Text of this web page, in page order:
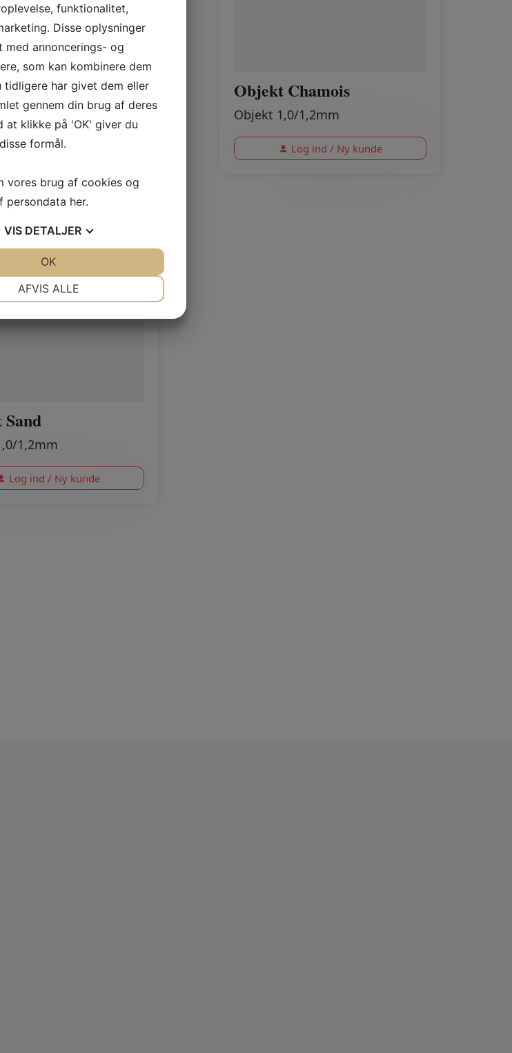
Grey
1,2mm
Log ind / Ny kunde
Objekt Chamois
Objekt 1,0/1,2mm
Log ind / Ny kunde
1,2mm
Log ind / Ny kunde
funktionalitet,
Disse oplysninger
med annoncerings- og
som kan kombinere dem
tidligere har givet dem eller
gennem din brug af deres
at klikke på 'OK' giver du
formål.
vores brug af cookies og
persondata her.
VIS DETALJER
AFVIS ALLE
OK